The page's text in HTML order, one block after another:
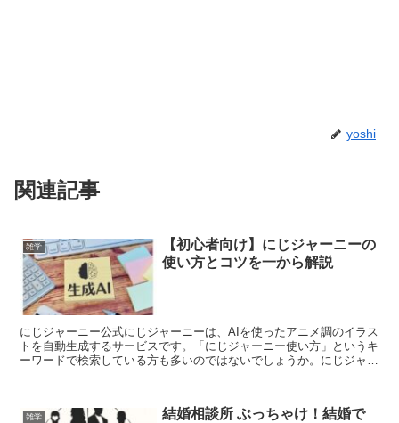
yoshi
関連記事
雑学
【初心者向け】にじジャーニーの
使い方とコツを一から解説
にじジャーニー公式にじジャーニーは、AIを使ったアニメ調のイラス
トを自動生成するサービスです。「にじジャーニー使い方」というキ
ーワードで検索している方も多いのではないでしょうか。にじジャー
雑学
結婚相談所 ぶっちゃけ！結婚で